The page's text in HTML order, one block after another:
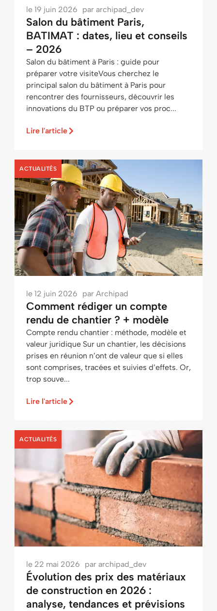
le 19 juin 2026 par archipad_dev
Salon du bâtiment Paris,
BATIMAT : dates, lieu et conseils
– 2026
Salon du bâtiment à Paris : guide pour
préparer votre visiteVous cherchez le
principal salon du bâtiment à Paris pour
rencontrer des fournisseurs, découvrir les
innovations du BTP ou préparer vos proc...
Lire l'article
ACTUALITÉS
le 12 juin 2026 par Archipad
Comment rédiger un compte
rendu de chantier ? + modèle
Compte rendu chantier : méthode, modèle et
valeur juridique Sur un chantier, les décisions
prises en réunion n’ont de valeur que si elles
sont comprises, tracées et suivies d’effets. Or,
trop souve...
Lire l'article
ACTUALITÉS
le 22 mai 2026 par archipad_dev
Évolution des prix des matériaux
de construction en 2026 :
analyse, tendances et prévisions